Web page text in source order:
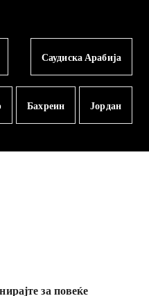
Саудиска Арабија
Бахреин Јордан
за повеќе